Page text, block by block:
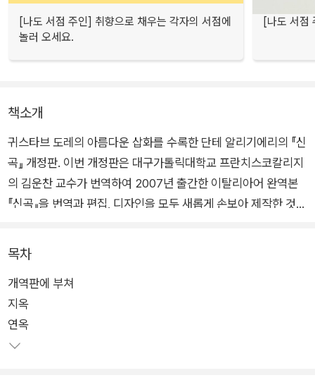
[나도 서점 주인] 취향으로 채우는 각자의 서점에
놀러 오세요.
[나도 서점
책소개
귀스타브 도레의 아름다운 삽화를 수록한 단테 알리기에리의 『신
곡』 개정판. 이번 개정판은 대구가톨릭대학교 프란치스코칼리지
의 김운찬 교수가 번역하여 2007년 출간한 이탈리아어 완역본
『신곡』을 번역과 편집, 디자인을 모두 새롭게 손보아 제작한 것으
인 풍요로움을 더하고자 했다.
지옥 75점, 연옥 42점, 천국 18점으로 이루어진 135점의 삽화를
모두 실었으며, 도레가 그린 단테의 초상화 1점까지 총 136점을
수록했다. 김운찬 교수의 전반적인 개역 작업으로 번역과 주석에
더욱 완성도를 높였으며, 견고한 장정에 고급스러운 은박, 삽화를
목차
개역판에 부쳐
지옥
연옥